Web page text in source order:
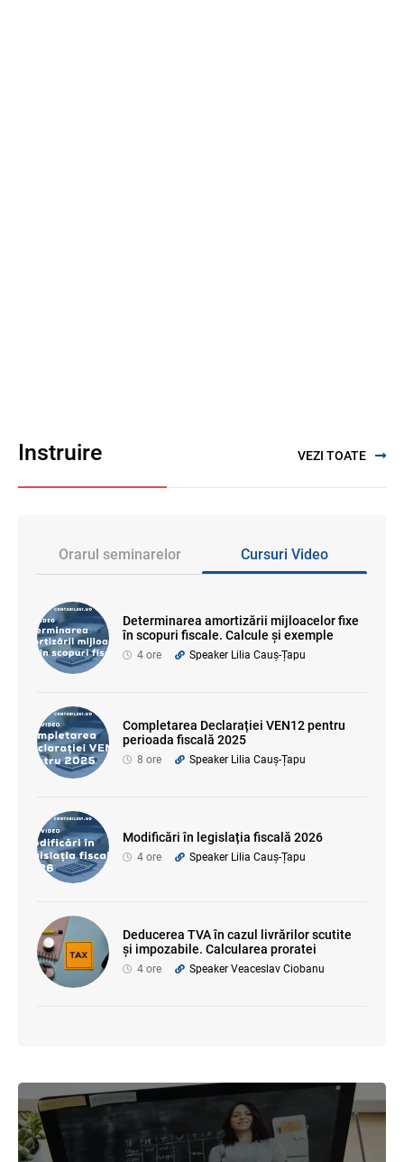
Instruire VEZI TOATE
Orarul seminarelor Cursuri Video
Determinarea amortizării mijloacelor fixe
în scopuri fiscale. Calcule și exemple
4 ore Speaker Lilia Cauș-Țapu
Completarea Declarației VEN12 pentru
perioada fiscală 2025
8 ore Speaker Lilia Cauș-Țapu
Modificări în legislația fiscală 2026
4 ore Speaker Lilia Cauș-Țapu
Deducerea TVA în cazul livrărilor scutite
și impozabile. Calcularea proratei
4 ore Speaker Veaceslav Ciobanu